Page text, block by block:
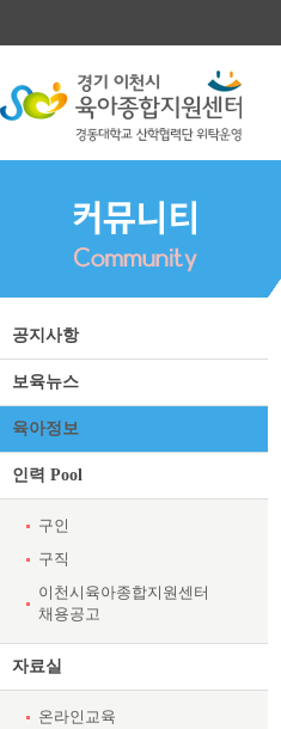
공지사항
보육뉴스
육아정보
인력 Pool
구인
구직
이천시육아종합지원센터
채용공고
자료실
온라인교육